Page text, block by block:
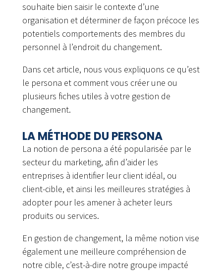
souhaite bien saisir le contexte d’une
organisation et déterminer de façon précoce les
potentiels comportements des membres du
personnel à l’endroit du changement.
Dans cet article, nous vous expliquons ce qu’est
le persona et comment vous créer une ou
plusieurs fiches utiles à votre gestion de
changement.
LA MÉTHODE DU PERSONA
La notion de persona a été popularisée par le
secteur du marketing, afin d’aider les
entreprises à identifier leur client idéal, ou
client-cible, et ainsi les meilleures stratégies à
adopter pour les amener à acheter leurs
produits ou services.
En gestion de changement, la même notion vise
également une meilleure compréhension de
notre cible, c’est-à-dire notre groupe impacté